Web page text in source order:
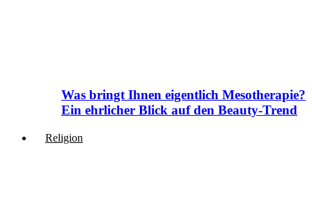
Was bringt Ihnen eigentlich Mesotherapie?
Ein ehrlicher Blick auf den Beauty-Trend
Religion